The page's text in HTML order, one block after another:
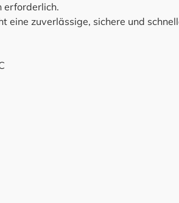
erforderlich.
eine zuverlässige, sichere und